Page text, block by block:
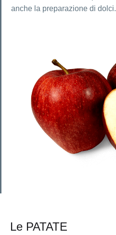
anche la preparazione di dolci.
Le PATATE